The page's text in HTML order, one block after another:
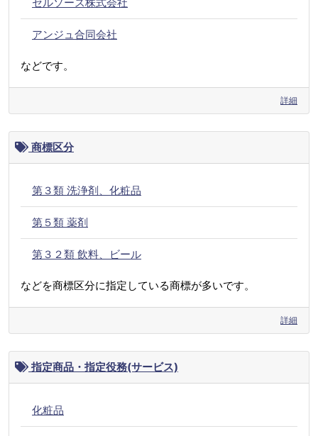
アンジュ合同会社
などです。
詳細
商標区分
第３類 洗浄剤、化粧品
第５類 薬剤
第３２類 飲料、ビール
などを商標区分に指定している商標が多いです。
詳細
指定商品・指定役務(サービス)
化粧品